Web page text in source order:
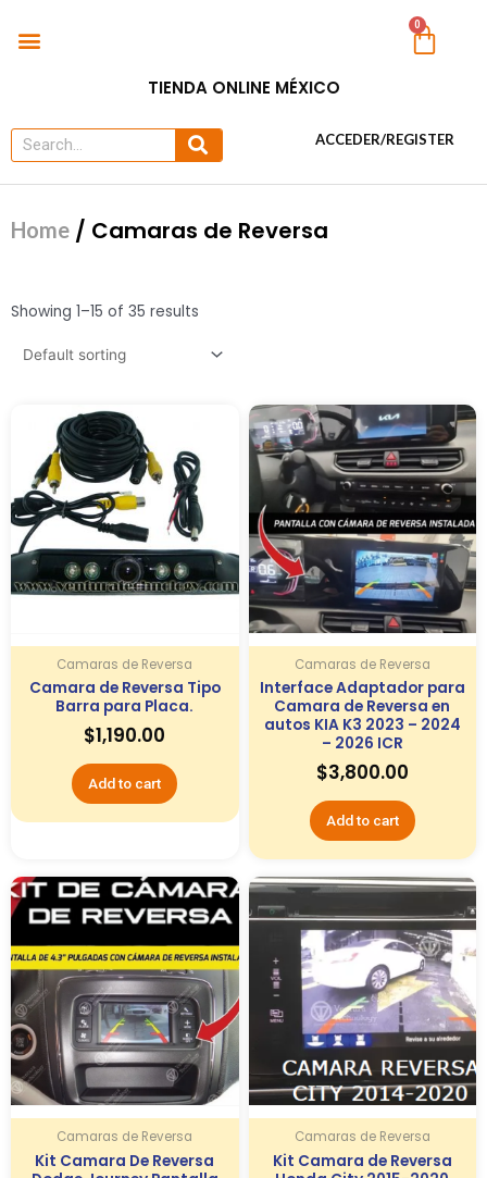
Menu 0
TIENDA ONLINE MÉXICO
Search Search ACCEDER/REGISTER
Home / Camaras de Reversa
Showing 1–15 of 35 results
Camaras de Reversa
Camara de Reversa Tipo
Barra para Placa.
$1,190.00
Add to cart
Camaras de Reversa
Interface Adaptador para
Camara de Reversa en
autos KIA K3 2023 – 2024
– 2026 ICR
$3,800.00
Add to cart
Camaras de Reversa
Kit Camara De Reversa
Camaras de Reversa
Kit Camara de Reversa